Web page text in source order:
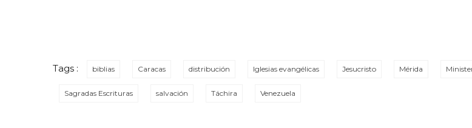
Tags : biblias Caracas distribución Iglesias evangélicas Jesucristo Mérida
Sagradas Escrituras salvación Táchira Venezuela